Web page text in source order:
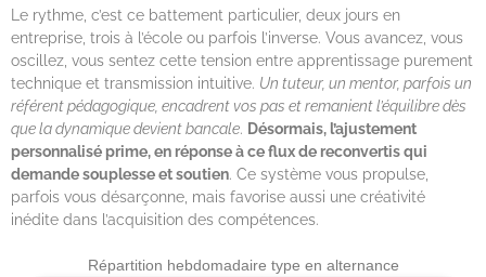
Le rythme, c’est ce battement particulier, deux jours en
entreprise, trois à l’école ou parfois l’inverse. Vous avancez, vous
oscillez, vous sentez cette tension entre apprentissage purement
technique et transmission intuitive. Un tuteur, un mentor, parfois un
référent pédagogique, encadrent vos pas et remanient l’équilibre dès
que la dynamique devient bancale. Désormais, l’ajustement
personnalisé prime, en réponse à ce flux de reconvertis qui
demande souplesse et soutien. Ce système vous propulse,
parfois vous désarçonne, mais favorise aussi une créativité
inédite dans l’acquisition des compétences.
Répartition hebdomadaire type en alternance